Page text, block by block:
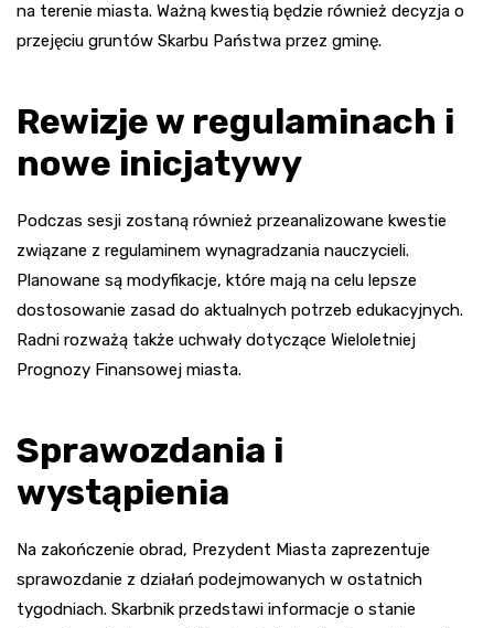
na terenie miasta. Ważną kwestią będzie również decyzja o
przejęciu gruntów Skarbu Państwa przez gminę.
Rewizje w regulaminach i
nowe inicjatywy
Podczas sesji zostaną również przeanalizowane kwestie
związane z regulaminem wynagradzania nauczycieli.
Planowane są modyfikacje, które mają na celu lepsze
dostosowanie zasad do aktualnych potrzeb edukacyjnych.
Radni rozważą także uchwały dotyczące Wieloletniej
Prognozy Finansowej miasta.
Sprawozdania i
wystąpienia
Na zakończenie obrad, Prezydent Miasta zaprezentuje
sprawozdanie z działań podejmowanych w ostatnich
tygodniach. Skarbnik przedstawi informacje o stanie